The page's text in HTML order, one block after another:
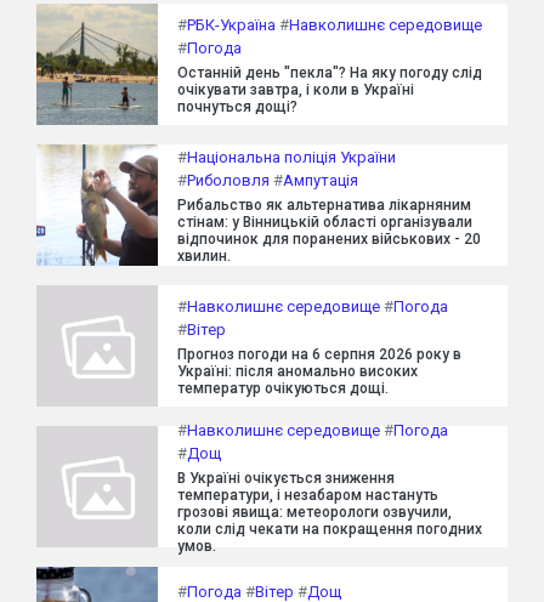
#РБК-Україна #Навколишнє середовище
#Погода
Останній день "пекла"? На яку погоду слід
очікувати завтра, і коли в Україні
почнуться дощі?
#Національна поліція України
#Риболовля #Ампутація
Рибальство як альтернатива лікарняним
стінам: у Вінницькій області організували
відпочинок для поранених військових - 20
хвилин.
#Навколишнє середовище #Погода
#Вітер
Прогноз погоди на 6 серпня 2026 року в
Україні: після аномально високих
температур очікуються дощі.
#Навколишнє середовище #Погода
#Дощ
В Україні очікується зниження
температури, і незабаром настануть
грозові явища: метеорологи озвучили,
коли слід чекати на покращення погодних
умов.
#Погода #Вітер #Дощ